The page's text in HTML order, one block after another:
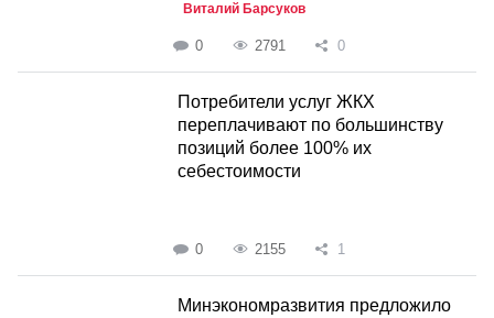
Виталий Барсуков
0 2791 0
Потребители услуг ЖКХ
переплачивают по большинству
позиций более 100% их
себестоимости
0 2155 1
Минэкономразвития предложило